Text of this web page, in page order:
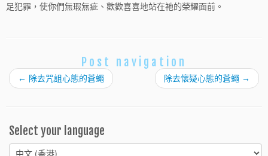
足犯罪，使你們無瑕無疵、歡歡喜喜地站在祂的榮耀面前。
Post navigation
← 除去咒詛心態的蒼蠅 除去懷疑心態的蒼蠅 →
Select your language
Select